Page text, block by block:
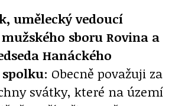
umělecký vedoucí
sboru Rovina a
Hanáckého
: Obecně považuji za
svátky, které na území